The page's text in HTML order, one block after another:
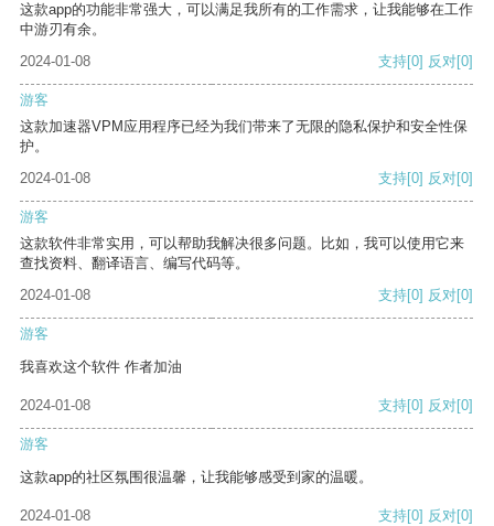
这款app的功能非常强大，可以满足我所有的工作需求，让我能够在工作
中游刃有余。
2024-01-08
支持[0] 反对[0]
游客
这款加速器VPM应用程序已经为我们带来了无限的隐私保护和安全性保
护。
2024-01-08
支持[0] 反对[0]
游客
这款软件非常实用，可以帮助我解决很多问题。比如，我可以使用它来
查找资料、翻译语言、编写代码等。
2024-01-08
支持[0] 反对[0]
游客
我喜欢这个软件 作者加油
2024-01-08 支持[0] 反对[0]
游客
这款app的社区氛围很温馨，让我能够感受到家的温暖。
2024-01-08 支持[0] 反对[0]